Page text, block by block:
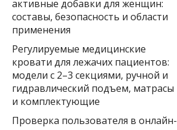
активные добавки для женщин:
составы, безопасность и области
применения
Регулируемые медицинские
кровати для лежачих пациентов:
модели с 2–3 секциями, ручной и
гидравлический подъем, матрасы
и комплектующие
Проверка пользователя в онлайн-